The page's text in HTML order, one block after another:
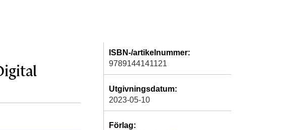
ISBN-/artikelnummer:
9789144141121
Utgivningsdatum:
2023-05-10
Förlag: